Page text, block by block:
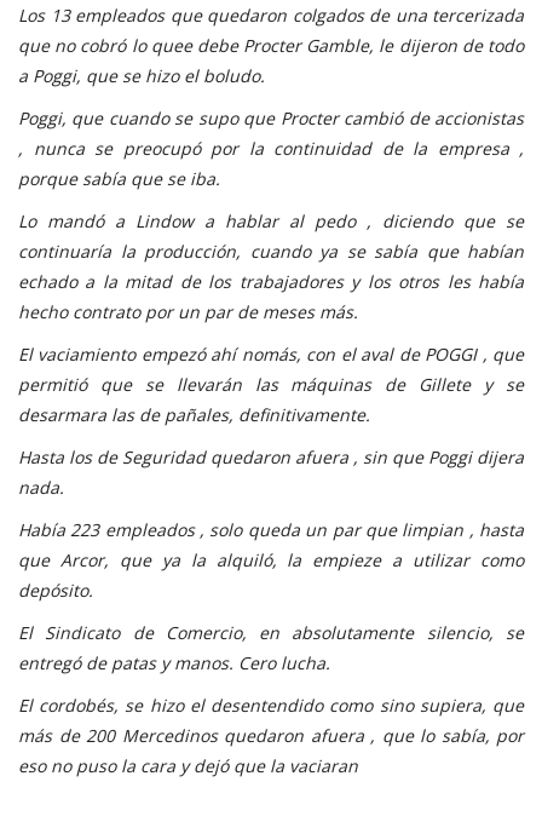
Los 13 empleados que quedaron colgados de una tercerizada
que no cobró lo quee debe Procter Gamble, le dijeron de todo
a Poggi, que se hizo el boludo.
Poggi, que cuando se supo que Procter cambió de accionistas
, nunca se preocupó por la continuidad de la empresa ,
porque sabía que se iba.
Lo mandó a Lindow a hablar al pedo , diciendo que se
continuaría la producción, cuando ya se sabía que habían
echado a la mitad de los trabajadores y los otros les había
hecho contrato por un par de meses más.
El vaciamiento empezó ahí nomás, con el aval de POGGI , que
permitió que se llevarán las máquinas de Gillete y se
desarmara las de pañales, definitivamente.
Hasta los de Seguridad quedaron afuera , sin que Poggi dijera
nada.
Había 223 empleados , solo queda un par que limpian , hasta
que Arcor, que ya la alquiló, la empieze a utilizar como
depósito.
El Sindicato de Comercio, en absolutamente silencio, se
entregó de patas y manos. Cero lucha.
El cordobés, se hizo el desentendido como sino supiera, que
más de 200 Mercedinos quedaron afuera , que lo sabía, por
eso no puso la cara y dejó que la vaciaran